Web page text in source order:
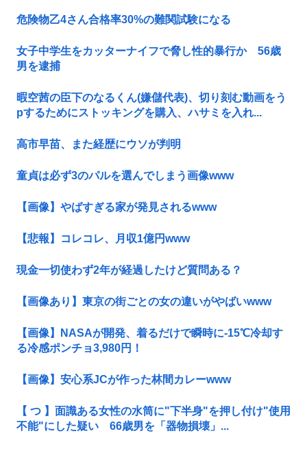
危険物乙4さん合格率30%の難関試験になる
女子中学生をカッターナイフで脅し性的暴行か 56歳
男を逮捕
暇空茜の臣下のなるくん(嫌儲代表)、切り刻む動画をう
pするためにストッキングを購入、ハサミを入れ...
高市早苗、また経歴にウソが判明
童貞は必ず3のパルを選んでしまう画像www
【画像】やばすぎる家が発見されるwww
【悲報】コレコレ、月収1億円www
現金一切使わず2年が経過したけど質問ある？
【画像あり】東京の街ごとの女の違いがやばいwww
【画像】NASAが開発、着るだけで瞬時に-15℃冷却す
る冷感ポンチョ3,980円！
【画像】安心系JCが作った林間カレーwww
【 つ 】面識ある女性の水筒に"下半身"を押し付け"使用
不能"にした疑い 66歳男を「器物損壊」...